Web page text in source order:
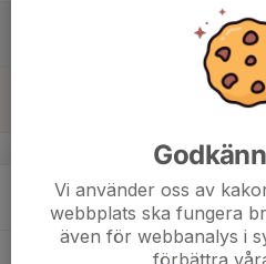
v.29
Vi använder oss av
webbplats ska fungera
även för webbanalys i
förbättra